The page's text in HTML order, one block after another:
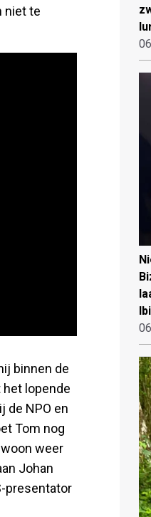
niet te
binnen de
het lopende
de NPO en
Tom nog
weer
Johan
presentator